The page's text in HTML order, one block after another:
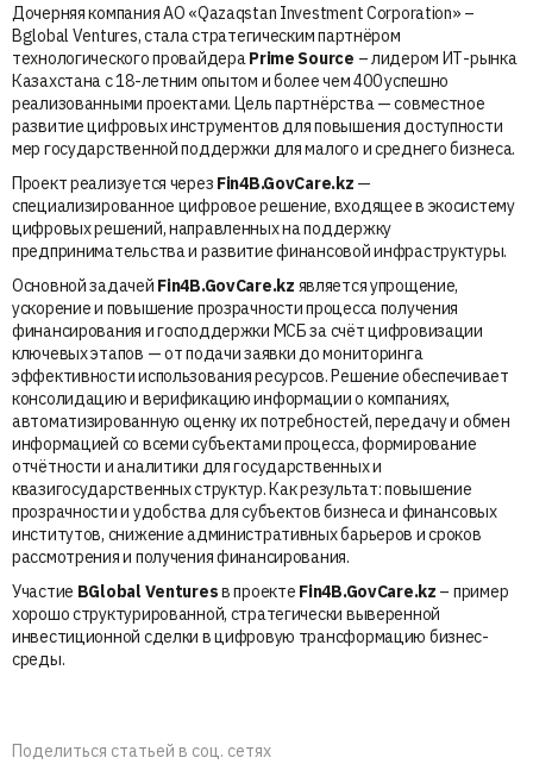
Дочерняя компания АО «Qazaqstan Investment Corporation» –
Bglobal Ventures, стала стратегическим партнёром
технологического провайдера Prime Source – лидером ИТ-рынка
Казахстана с 18-летним опытом и более чем 400 успешно
реализованными проектами. Цель партнёрства — совместное
развитие цифровых инструментов для повышения доступности
мер государственной поддержки для малого и среднего бизнеса.
Проект реализуется через Fin4B.GovCare.kz —
специализированное цифровое решение, входящее в экосистему
цифровых решений, направленных на поддержку
предпринимательства и развитие финансовой инфраструктуры.
Основной задачей Fin4B.GovCare.kz является упрощение,
ускорение и повышение прозрачности процесса получения
финансирования и господдержки МСБ за счёт цифровизации
ключевых этапов — от подачи заявки до мониторинга
эффективности использования ресурсов. Решение обеспечивает
консолидацию и верификацию информации о компаниях,
автоматизированную оценку их потребностей, передачу и обмен
информацией со всеми субъектами процесса, формирование
отчётности и аналитики для государственных и
квазигосударственных структур. Как результат: повышение
прозрачности и удобства для субъектов бизнеса и финансовых
институтов, снижение административных барьеров и сроков
рассмотрения и получения финансирования.
Участие BGlobal Venturesв проекте Fin4B.GovCare.kz – пример
хорошо структурированной, стратегически выверенной
инвестиционной сделки в цифровую трансформацию бизнес-
среды.
Поделиться статьей в соц. сетях